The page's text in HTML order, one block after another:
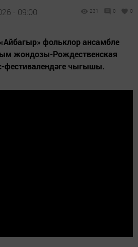
- 09:00 231 0 0
фольклор ансамбле
жондозы-Рождественская
фестивалендәге чыгышы.